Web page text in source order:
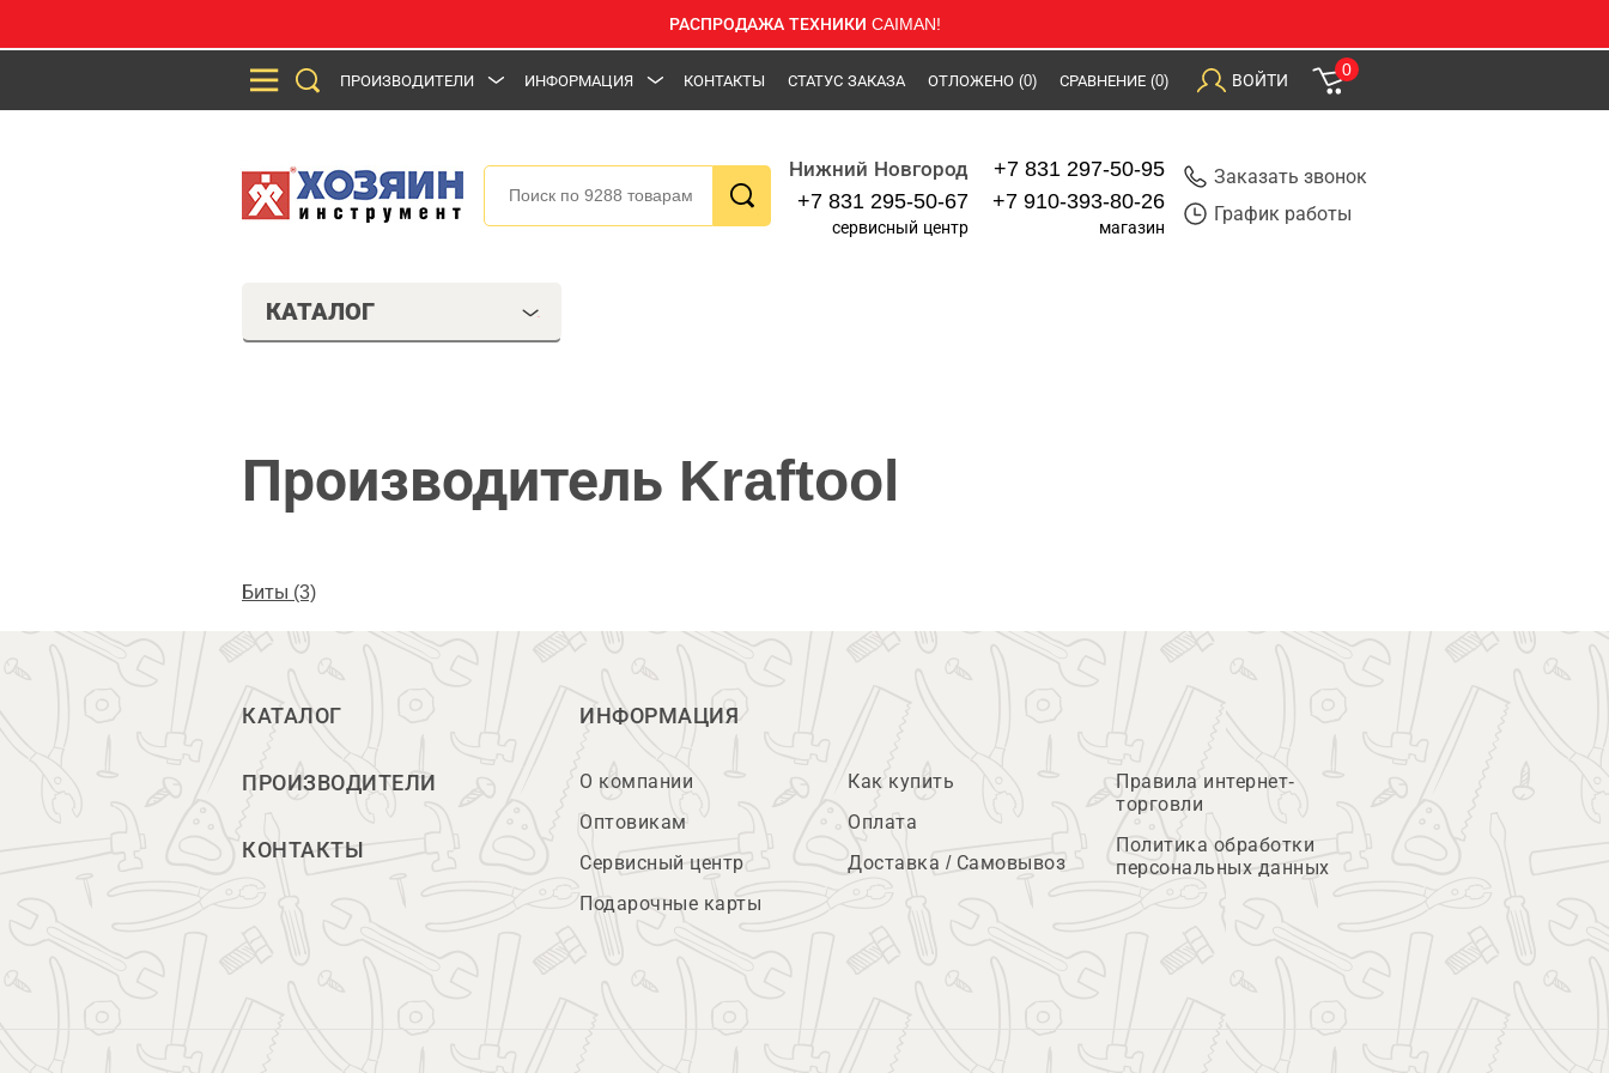
РАСПРОДАЖА ТЕХНИКИ CAIMAN!
ПРОИЗВОДИТЕЛИ ИНФОРМАЦИЯ КОНТАКТЫ СТАТУС ЗАКАЗА ОТЛОЖЕНО (0) СРАВНЕНИЕ (0) ВОЙТИ
0
Нижний Новгород
+7 831 295-50-67
сервисный центр
+7 831 297-50-95
+7 910-393-80-26
магазин
Заказать звонок
График работы
КАТАЛОГ
Производитель Kraftool
Биты (3)
КАТАЛОГ
ПРОИЗВОДИТЕЛИ
КОНТАКТЫ
ИНФОРМАЦИЯ
О компании
Оптовикам
Сервисный центр
Подарочные карты
Как купить
Оплата
Доставка / Самовывоз
Правила интернет-
торговли
Политика обработки
персональных данных